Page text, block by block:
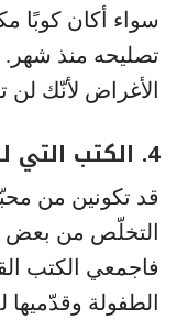
سواء أكان كوبًا
تصليحه منذ
الأغراض لأنّك لن
4. الكتب التي لن تقرأيها أبدًا:
قد تكونين من
التخلّص من بعض
فاجمعي الكتب
الطفولة